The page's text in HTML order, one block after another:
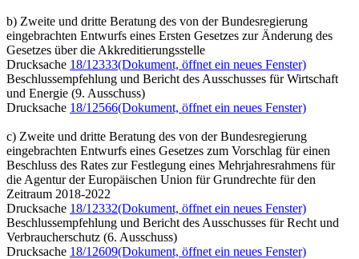
b) Zweite und dritte Beratung des von der Bundesregierung
eingebrachten Entwurfs eines Ersten Gesetzes zur Änderung des
Gesetzes über die Akkreditierungsstelle
Drucksache 18/12333(Dokument, öffnet ein neues Fenster)
Beschlussempfehlung und Bericht des Ausschusses für Wirtschaft
und Energie (9. Ausschuss)
Drucksache 18/12566(Dokument, öffnet ein neues Fenster)
c) Zweite und dritte Beratung des von der Bundesregierung
eingebrachten Entwurfs eines Gesetzes zum Vorschlag für einen
Beschluss des Rates zur Festlegung eines Mehrjahresrahmens für
die Agentur der Europäischen Union für Grundrechte für den
Zeitraum 2018-2022
Drucksache 18/12332(Dokument, öffnet ein neues Fenster)
Beschlussempfehlung und Bericht des Ausschusses für Recht und
Verbraucherschutz (6. Ausschuss)
Drucksache 18/12609(Dokument, öffnet ein neues Fenster)